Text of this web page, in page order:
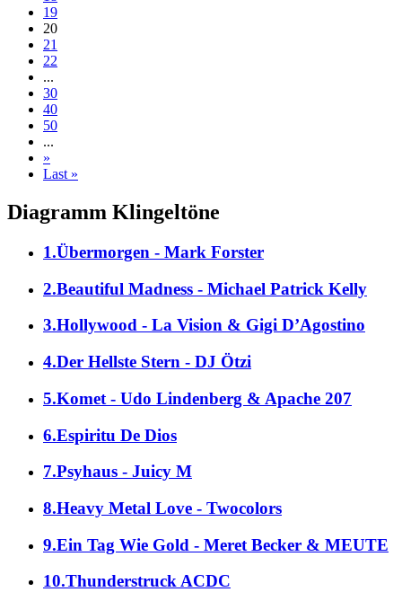
19
20
21
22
...
30
40
50
...
»
Last »
Diagramm Klingeltöne
1.Übermorgen - Mark Forster
2.Beautiful Madness - Michael Patrick Kelly
3.Hollywood - La Vision & Gigi D’Agostino
4.Der Hellste Stern - DJ Ötzi
5.Komet - Udo Lindenberg & Apache 207
6.Espiritu De Dios
7.Psyhaus - Juicy M
8.Heavy Metal Love - Twocolors
9.Ein Tag Wie Gold - Meret Becker & MEUTE
10.Thunderstruck ACDC